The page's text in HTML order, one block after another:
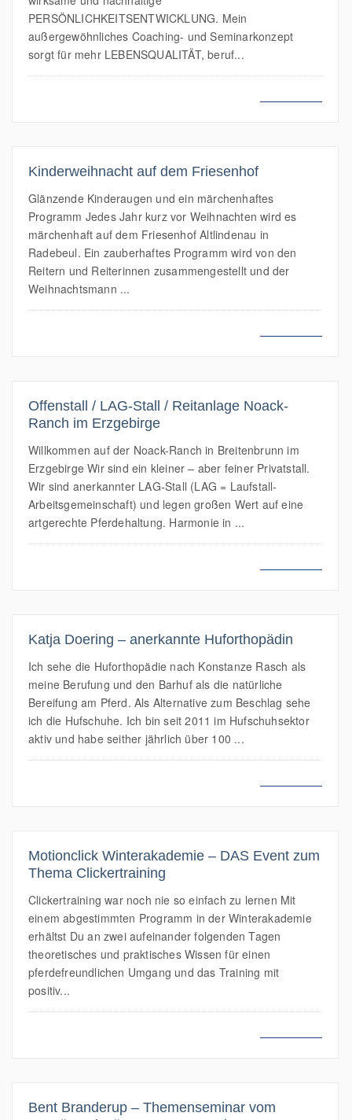
PERSÖNLICHKEITSENTWICKLUNG. Mein
außergewöhnliches Coaching- und Seminarkonzept
sorgt für mehr LEBENSQUALITÄT, beruf...
Kinderweihnacht auf dem Friesenhof
Glänzende Kinderaugen und ein märchenhaftes
Programm Jedes Jahr kurz vor Weihnachten wird es
märchenhaft auf dem Friesenhof Altlindenau in
Radebeul. Ein zauberhaftes Programm wird von den
Reitern und Reiterinnen zusammengestellt und der
Weihnachtsmann ...
Offenstall / LAG-Stall / Reitanlage Noack-
Ranch im Erzgebirge
Willkommen auf der Noack-Ranch in Breitenbrunn im
Erzgebirge Wir sind ein kleiner – aber feiner Privatstall.
Wir sind anerkannter LAG-Stall (LAG = Laufstall-
Arbeitsgemeinschaft) und legen großen Wert auf eine
artgerechte Pferdehaltung. Harmonie in ...
Katja Doering – anerkannte Huforthopädin
Ich sehe die Huforthopädie nach Konstanze Rasch als
meine Berufung und den Barhuf als die natürliche
Bereifung am Pferd. Als Alternative zum Beschlag sehe
ich die Hufschuhe. Ich bin seit 2011 im Hufschuhsektor
aktiv und habe seither jährlich über 100 ...
Motionclick Winterakademie – DAS Event zum
Thema Clickertraining
Clickertraining war noch nie so einfach zu lernen Mit
einem abgestimmten Programm in der Winterakademie
erhältst Du an zwei aufeinander folgenden Tagen
theoretisches und praktisches Wissen für einen
pferdefreundlichen Umgang und das Training mit
positiv...
Bent Branderup – Themenseminar vom